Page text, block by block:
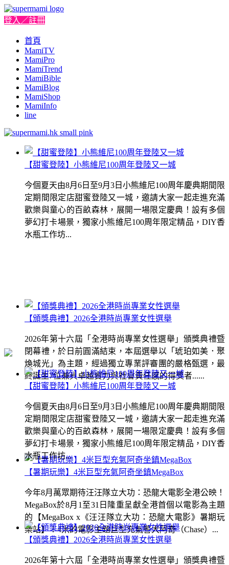
登入／註冊
首頁
MamiTV
MamiPro
MamiTrend
MamiBible
MamiBlog
MamiShop
MamiInfo
line
【甜蜜登陸】小熊維尼100周年登陸又一城
今個夏天由8月6日至9月3日小熊維尼100周年慶典期間限
定期間限定店甜蜜登陸又一城，邀請大家一起走進充滿
歡樂與童心的百畝森林，展開一場限定慶典！設有多個
夢幻打卡場景，獨家小熊維尼100周年限定精品，DIY香
水瓶工作坊...
【頒獎典禮】2026全港時尚專業女性選舉
2026年第十六屆「全港時尚專業女性選舉」頒獎典禮暨
閉幕禮，於日前圓滿結束，本屆選舉以「琥珀如美．聚
煥城光」為主題，經過獨立專業評審團的嚴格甄選，最
終誕生7位兼具卓越實力與社會責任感的得獎者......
【暑期玩樂】4米巨型充氣阿奇坐鎮MegaBox
今年8月萬眾期待汪汪隊立大功：恐龍大電影全港公映！
MegaBox於8月1至31日隆重呈獻全港首個以電影為主題
的【MegaBox x《汪汪隊立大功：恐龍大電影》暑期玩
樂站】！4米的電影主題巨型充氣警犬阿奇（Chase）...
【甜蜜登陸】小熊維尼100周年登陸又一城
今個夏天由8月6日至9月3日小熊維尼100周年慶典期間限
定期間限定店甜蜜登陸又一城，邀請大家一起走進充滿
歡樂與童心的百畝森林，展開一場限定慶典！設有多個
夢幻打卡場景，獨家小熊維尼100周年限定精品，DIY香
水瓶工作坊...
【頒獎典禮】2026全港時尚專業女性選舉
2026年第十六屆「全港時尚專業女性選舉」頒獎典禮暨